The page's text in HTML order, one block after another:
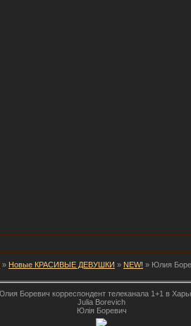
» Новые КРАСИВЫЕ ДЕВУШКИ » NEW! » Юлия
Боревич корреспондент телеканала 1+1 в
Julia Borevich
Юлія Боревич